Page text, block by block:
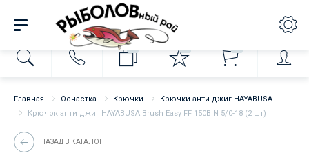
Главная Оснастка Крючки
Крючки анти джиг HAYABUSA
Крючок анти джиг HAYABUSA Brush Easy FF 150B N 5/0-18 (2 шт)
НАЗАД В КАТАЛОГ